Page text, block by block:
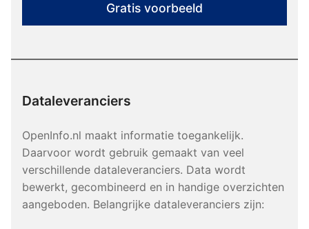
Gratis voorbeeld
Dataleveranciers
OpenInfo.nl maakt informatie toegankelijk.
Daarvoor wordt gebruik gemaakt van veel
verschillende dataleveranciers. Data wordt
bewerkt, gecombineerd en in handige overzichten
aangeboden. Belangrijke dataleveranciers zijn: